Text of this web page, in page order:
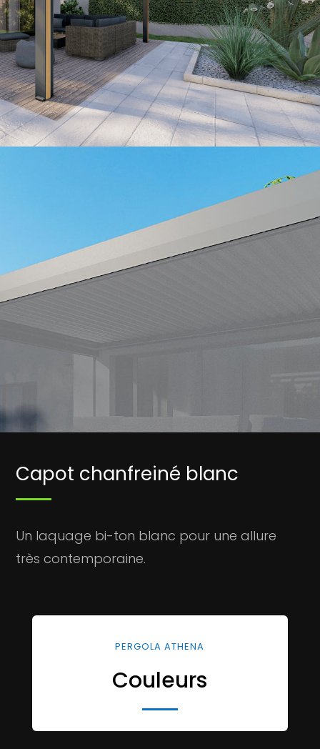
Capot chanfreiné blanc
Un laquage bi-ton blanc pour une allure
très contemporaine.
PERGOLA ATHENA
Couleurs